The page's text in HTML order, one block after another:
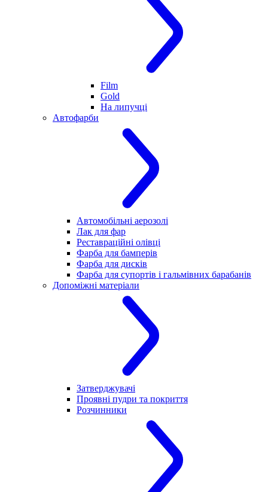
Film
Gold
На липучці
Автофарби
Автомобільні аерозолі
Лак для фар
Реставраційні олівці
Фарба для бамперів
Фарба для дисків
Фарба для супортів і гальмівних барабанів
Допоміжні матеріали
Затверджувачі
Проявні пудри та покриття
Розчинники